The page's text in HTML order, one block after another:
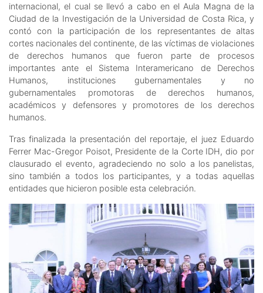
internacional, el cual se llevó a cabo en el Aula Magna de la
Ciudad de la Investigación de la Universidad de Costa Rica, y
contó con la participación de los representantes de altas
cortes nacionales del continente, de las víctimas de violaciones
de derechos humanos que fueron parte de procesos
importantes ante el Sistema Interamericano de Derechos
Humanos, instituciones gubernamentales y no
gubernamentales promotoras de derechos humanos,
académicos y defensores y promotores de los derechos
humanos.
Tras finalizada la presentación del reportaje, el juez Eduardo
Ferrer Mac-Gregor Poisot, Presidente de la Corte IDH, dio por
clausurado el evento, agradeciendo no solo a los panelistas,
sino también a todos los participantes, y a todas aquellas
entidades que hicieron posible esta celebración.